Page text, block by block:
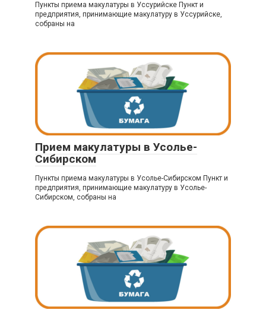
Пункты приема макулатуры в Уссурийске Пункт и
предприятия, принимающие макулатуру в Уссурийске,
собраны на
Прием макулатуры в Усолье-
Сибирском
Пункты приема макулатуры в Усолье-Сибирском Пункт и
предприятия, принимающие макулатуру в Усолье-
Сибирском, собраны на